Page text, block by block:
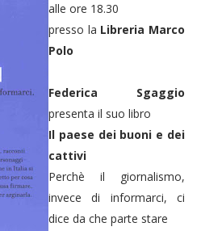
alle ore 18.30
presso la Libreria Marco
Polo
Federica Sgaggio
presenta il suo libro
Il paese dei buoni e dei
cattivi
Perchè il giornalismo,
invece di informarci, ci
dice da che parte stare